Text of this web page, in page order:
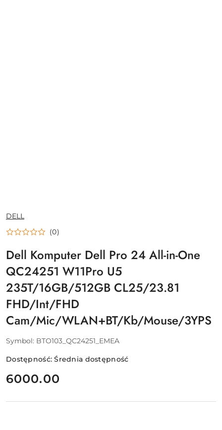
NAZWA
PRODUCENTA:
DELL
(0)
Dell Komputer Dell Pro 24 All-in-One
QC24251 W11Pro U5
235T/16GB/512GB CL25/23.81
FHD/Int/FHD
Cam/Mic/WLAN+BT/Kb/Mouse/3YPS
Symbol: BTO103_QC24251_EMEA
Dostępność:Średnia dostępność
cena:
6000.00